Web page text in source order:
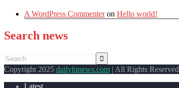
A WordPress Commenteron Hello world!
Search news
Copyright 2025 dailyhinews.com | All Rights Reserved
Latest